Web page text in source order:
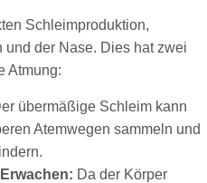
Schleimproduktion,
der Nase. Dies hat zwei
Atmung:
übermäßige Schleim kann
Atemwegen sammeln und
Da der Körper